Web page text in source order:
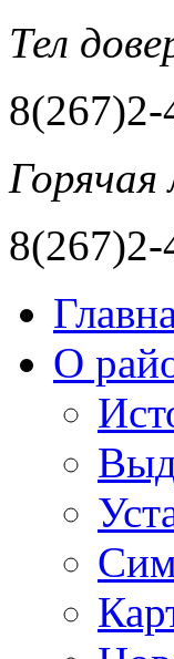
Тел
Горячая
8(267)2-
О